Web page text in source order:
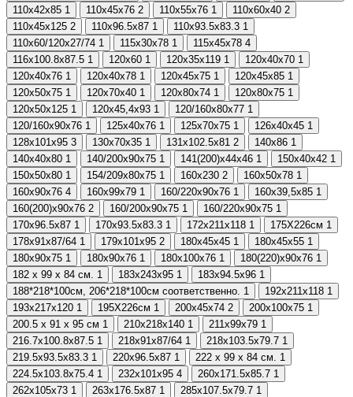
110х42х85 1 110х45х76 2 110х55х76 1 110х60х40 2
110х45х125 2 110х96.5х87 1 110х93.5х83.3 1
110х60/120х27/74 1 115х30х78 1 115х45х78 4
116х100.8х87.5 1 120х60 1 120x35x119 1 120х40х70 1
120х40х76 1 120х40х78 1 120х45х75 1 120х45х85 1
120х50х75 1 120х70х40 1 120х80х74 1 120х80х75 1
120х50х125 1 120х45,4х93 1 120/160х80х77 1
120/160х90х76 1 125х40х76 1 125х70х75 1 126x40x45 1
128х101х95 3 130х70х35 1 131х102.5х81 2 140х86 1
140х40х80 1 140/200х90х75 1 141(200)х44х46 1 150х40х42 1
150х50х80 1 154/209х80х75 1 160х230 2 160х50х78 1
160х90х76 4 160х99х79 1 160/220x90x76 1 160х39,5х85 1
160(200)х90x76 2 160/200х90х75 1 160/220х90х75 1
170х96.5х87 1 170х93.5х83.3 1 172х211х118 1 175Х226см 1
178х91х87/64 1 179х101х95 2 180х45х45 1 180х45х55 1
180х90х75 1 180х90х76 1 180х100х76 1 180(220)х90x76 1
182 х 99 х 84 см.
1 183х243х95 1 183х94.5х96 1
188*218*100см, 206*218*100см соответственно. 1 192х211х118 1
193х217х120 1 195Х226см 1 200х45х74 2 200х100х75 1
200.5 х 91 х 95 см 1 210х218х140 1 211х99х79 1
216.7х100.8х87.5 1 218х91х87/64 1 218х103.5х79.7 1
219.5х93.5х83.3 1 220х96.5х87 1 222 х 99 х 84 см.
1
224.5х103.8х75.4 1 232х101х95 4 260х171.5х85.7 1
262x105x73 1 263х176.5х87 1 285х107.5х79.7 1